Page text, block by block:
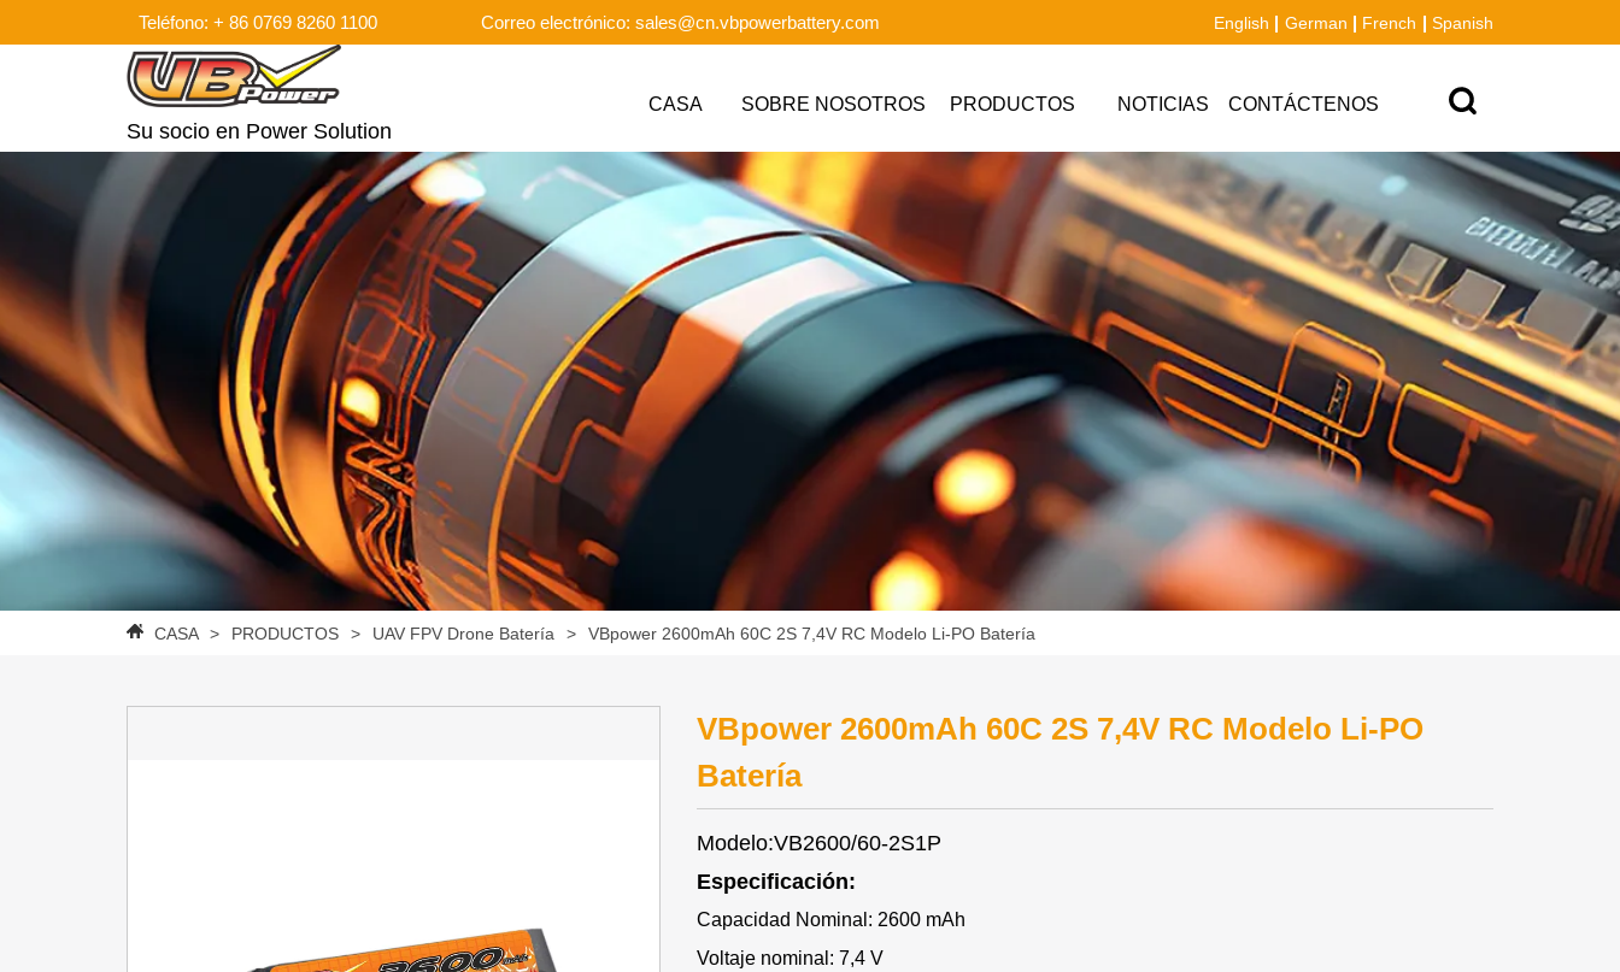
Teléfono: + 86 0769 8260 1100 Correo electrónico: sales@cn.vbpowerbattery.com English German French Spanish
Su socio en Power Solution
CASA SOBRE NOSOTROS PRODUCTOS NOTICIAS CONTÁCTENOS
CASA > PRODUCTOS > UAV FPV Drone Batería > VBpower 2600mAh 60C 2S 7,4V RC Modelo Li-PO Batería
VBpower 2600mAh 60C 2S 7,4V RC Modelo Li-PO
Batería
Modelo:VB2600/60-2S1P
Especificación:
Capacidad Nominal: 2600 mAh
Voltaje nominal: 7,4 V